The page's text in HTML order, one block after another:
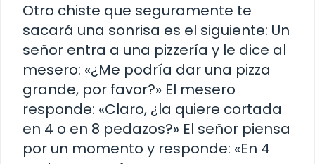
Otro chiste que seguramente te
sacará una sonrisa es el siguiente: Un
señor entra a una pizzería y le dice al
mesero: «¿Me podría dar una pizza
grande, por favor?» El mesero
responde: «Claro, ¿la quiere cortada
en 4 o en 8 pedazos?» El señor piensa
por un momento y responde: «En 4